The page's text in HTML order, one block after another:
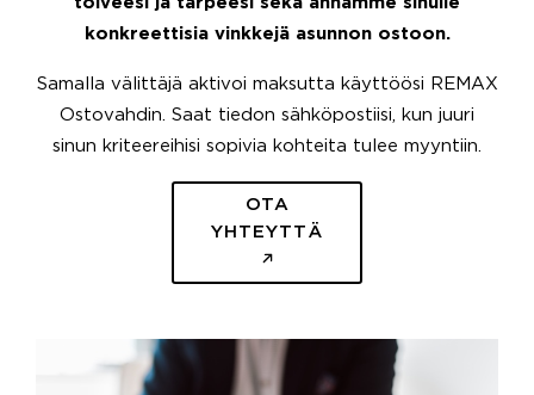
konkreettisia vinkkejä asunnon ostoon.
Samalla välittäjä aktivoi maksutta käyttöösi REMAX
Ostovahdin. Saat tiedon sähköpostiisi, kun juuri
sinun kriteereihisi sopivia kohteita tulee myyntiin.
OTA
YHTEYTTÄ